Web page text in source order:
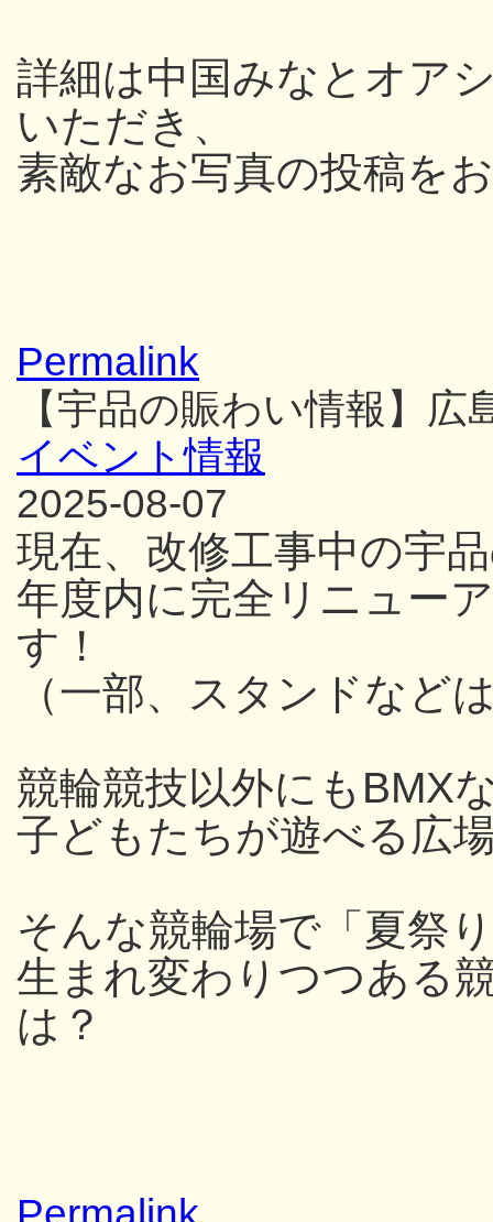
詳細は中国みなとオア
いただき、
素敵なお写真の投稿を
Permalink
【宇品の賑わい情報】広
イベント情報
2025-08-07
現在、改修工事中の宇
年度内に完全リニュー
す！
（一部、スタンドなど
競輪競技以外にもBMX
子どもたちが遊べる広
そんな競輪場で「夏祭
生まれ変わりつつある
は？